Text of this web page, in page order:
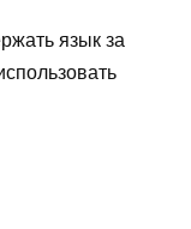
язык за